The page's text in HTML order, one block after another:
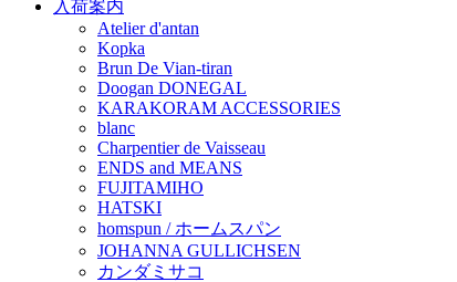
入荷案内
Atelier d'antan
Kopka
Brun De Vian-tiran
Doogan DONEGAL
KARAKORAM ACCESSORIES
blanc
Charpentier de Vaisseau
ENDS and MEANS
FUJITAMIHO
HATSKI
homspun / ホームスパン
JOHANNA GULLICHSEN
カンダミサコ